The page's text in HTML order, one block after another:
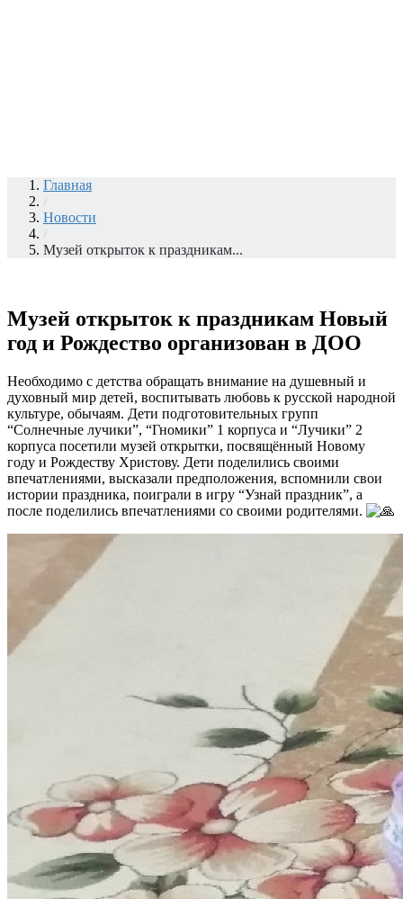
Главная
/
Новости
/
Музей открыток к праздникам...
Музей открыток к праздникам Новый
год и Рождество организован в ДОО
Необходимо с детства обращать внимание на душевный и
духовный мир детей, воспитывать любовь к русской народной
культуре, обычаям. Дети подготовительных групп
“Солнечные лучики”, “Гномики” 1 корпуса и “Лучики” 2
корпуса посетили музей открытки, посвящённый Новому
году и Рождеству Христову. Дети поделились своими
впечатлениями, высказали предположения, вспомнили свои
истории праздника, поиграли в игру “Узнай праздник”, а
после поделились впечатлениями со своими родителями.